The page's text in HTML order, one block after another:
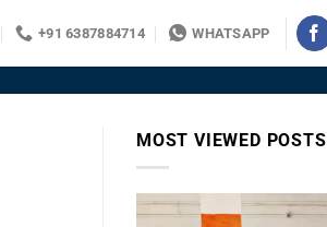
+91 6387884714 WHATSAPP
MOST VIEWED POSTS